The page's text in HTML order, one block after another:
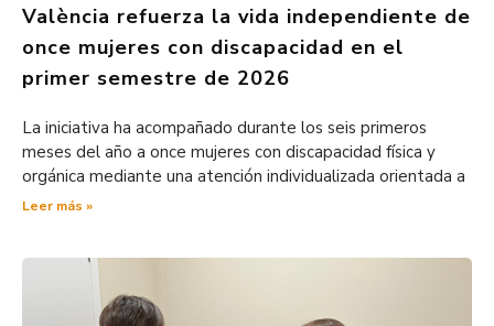
València refuerza la vida independiente de
once mujeres con discapacidad en el
primer semestre de 2026
La iniciativa ha acompañado durante los seis primeros
meses del año a once mujeres con discapacidad física y
orgánica mediante una atención individualizada orientada a
Leer más »